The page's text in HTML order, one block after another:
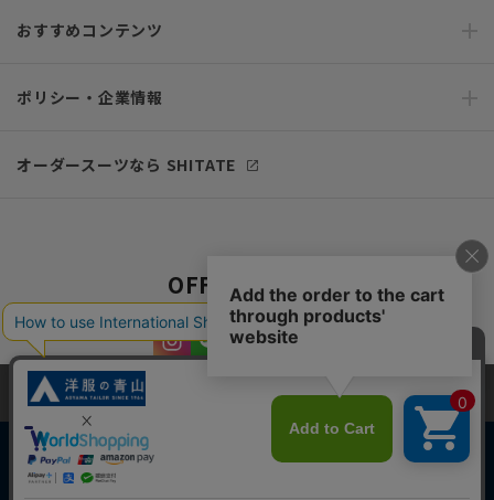
おすすめコンテンツ
ポリシー・企業情報
オーダースーツなら SHITATE
OFFICIAL SNS
当サイトでは、快適な閲覧体験とコンテンツ改善のためにCookieを使用
しています。閲覧を続けることで、Cookieの使用に同意したものとみな
します。詳細については